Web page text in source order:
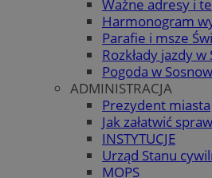
Ważne adresy i
Harmonogram
Parafie i msze
Rozkłady jazdy w
Pogoda w
ADMINISTRACJA
Prezydent miasta
Jak załatwić
INSTYTUCJE
Urząd Stanu
MOPS